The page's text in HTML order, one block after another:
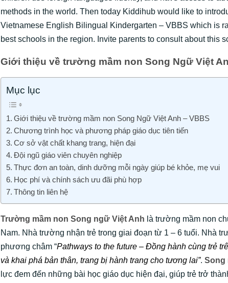
methods in the world. Then today Kiddihub would like to
Vietnamese English Bilingual Kindergarten – VBBS which is
best schools in the region. Invite parents to consult about this
Giới thiệu về trường mầm non Song Ngữ Việt
Mục lục
Giới thiệu về trường mầm non Song Ngữ Việt Anh – VBBS
Chương trình học và phương pháp giáo dục tiên tiến
Cơ sở vật chất khang trang, hiện đại
Đội ngũ giáo viên chuyên nghiệp
Thực đơn an toàn, dinh dưỡng mỗi ngày giúp bé khỏe, mẹ vui
Học phí và chính sách ưu đãi phù hợp
Thông tin liên hệ
Trường mầm non Song ngữ Việt Anh là trường mầm non
Nam. Nhà trường nhận trẻ trong giai đoạn từ 1 – 6 tuổi. Nhà
phương châm “Pathways to the future – Đồng hành cùng trẻ
và khai phá bản thân, trang bị hành trang cho tương lai”. Song
lực đem đến những bài học giáo dục hiện đại, giúp trẻ trở